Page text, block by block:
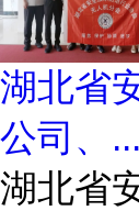
湖北省
公司、...
湖北省